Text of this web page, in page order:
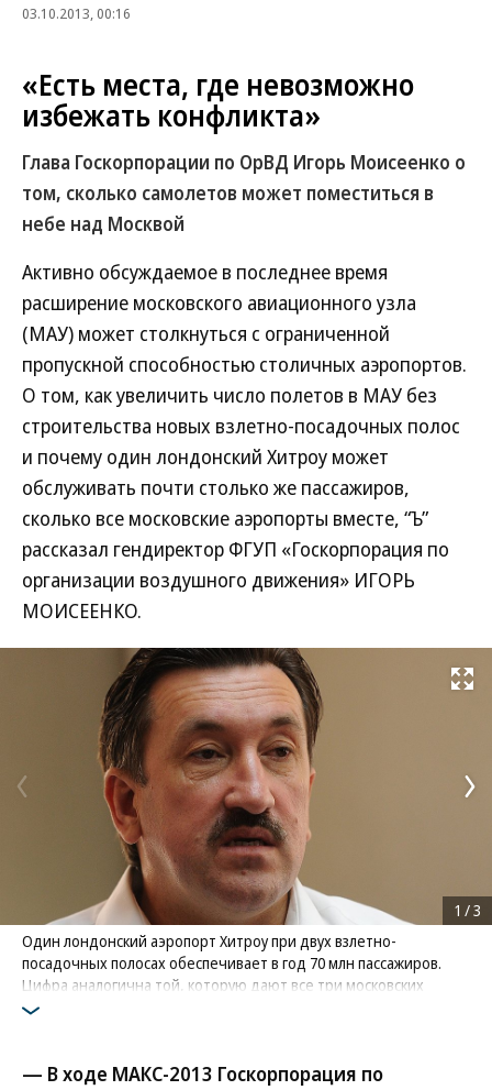
03.10.2013, 00:16
«Есть места, где невозможно
избежать конфликта»
Глава Госкорпорации по ОрВД Игорь Моисеенко о
том, сколько самолетов может поместиться в
небе над Москвой
Активно обсуждаемое в последнее время
расширение московского авиационного узла
(МАУ) может столкнуться с ограниченной
пропускной способностью столичных аэропортов.
О том, как увеличить число полетов в МАУ без
строительства новых взлетно-посадочных полос
и почему один лондонский Хитроу может
обслуживать почти столько же пассажиров,
сколько все московские аэропорты вместе, “Ъ”
рассказал гендиректор ФГУП «Госкорпорация по
организации воздушного движения» ИГОРЬ
МОИСЕЕНКО.
Развернуть
Один лондонский аэропорт Хитроу при двух взлетно-
посадочных полосах обеспечивает в год 70 млн пассажиров.
Цифра аналогична той, которую дают все три московских
аэропорта
1 /3
— В ходе МАКС-2013 Госкорпорация по